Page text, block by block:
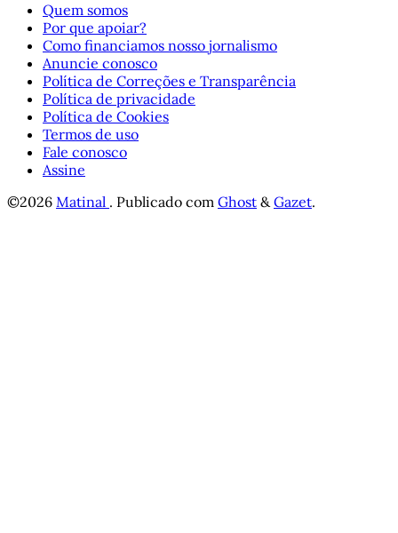
Quem somos
Por que apoiar?
Como financiamos nosso jornalismo
Anuncie conosco
Política de Correções e Transparência
Política de privacidade
Política de Cookies
Termos de uso
Fale conosco
Assine
©2026 Matinal . Publicado com Ghost &Gazet.